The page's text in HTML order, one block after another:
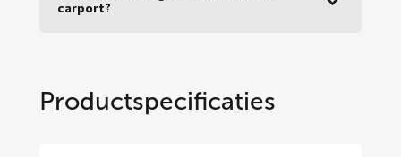
carport?
Productspecificaties